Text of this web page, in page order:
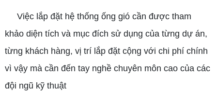
Việc lắp đặt hệ thống ống gió cần được tham
khảo diện tích và mục đích sử dụng của từng dự án,
từng khách hàng, vị trí lắp đặt cộng với chi phí chính
vì vậy mà cần đến tay nghề chuyên môn cao của các
đội ngũ kỹ thuật